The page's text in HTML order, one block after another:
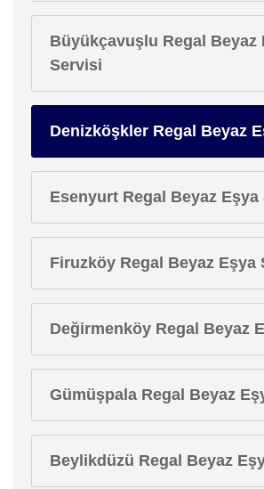
Büyükçavuşlu Regal Beyaz
Servisi
Denizköşkler Regal Beyaz
Esenyurt Regal Beyaz Eşya
Firuzköy Regal Beyaz Eşya
Değirmenköy Regal Beyaz
Gümüşpala Regal Beyaz
Beylikdüzü Regal Beyaz